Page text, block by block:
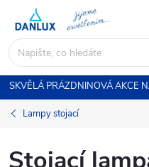
obsah
SKVĚLÁ PRÁZDNINOVÁ AKCE
Lampy stojací